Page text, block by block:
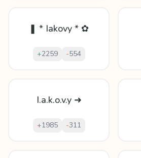
❚ * Iakovy * ✿
+2259 -554
I.a.k.o.v.y ➜
+1985 -311